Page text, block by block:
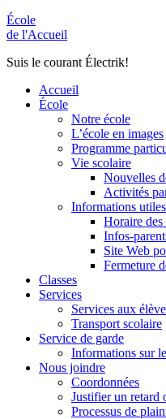
École
de l'Accueil
Suis le courant Électrik!
Accueil
École
Notre école
L’école en images
Programme
Vie scolaire
Nouvelles
Activités
Informations utiles
Horaire des
Infos-
Site Web
Fermeture
Classes
Services
Services aux
Transport scolaire
Service de garde
Informations sur
Nous joindre
Coordonnées
Justifier un retard
Processus de